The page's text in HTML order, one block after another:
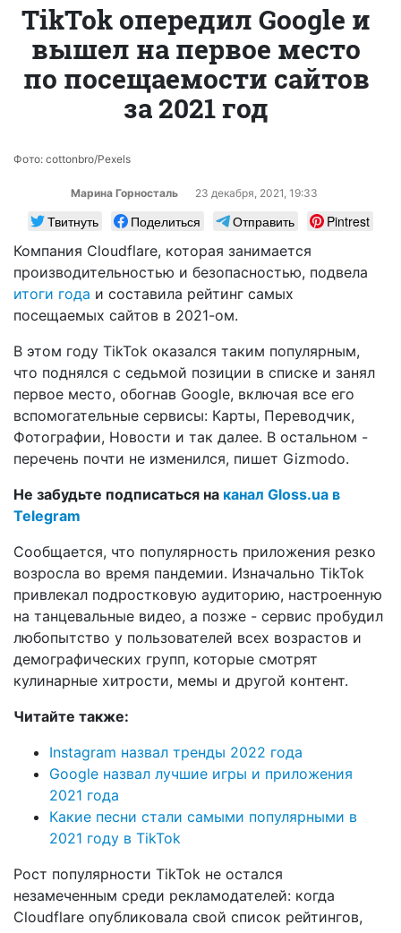
TikTok опередил Google и
вышел на первое место
по посещаемости сайтов
за 2021 год
Фото: cottonbro/Pexels
Марина Горносталь 23 декабря, 2021, 19:33
Твитнуть Поделиться Отправить
Pintrest
Компания Cloudflare, которая занимается
производительностью и безопасностью, подвела
итоги года и составила рейтинг самых
посещаемых сайтов в 2021-ом.
В этом году TikTok оказался таким популярным,
что поднялся с седьмой позиции в списке и занял
первое место, обогнав Google, включая все его
вспомогательные сервисы: Карты, Переводчик,
Фотографии, Новости и так далее. В остальном -
перечень почти не изменился, пишет Gizmodo.
Не забудьте подписаться на канал Gloss.ua в
Telegram
Сообщается, что популярность приложения резко
возросла во время пандемии. Изначально TikTok
привлекал подростковую аудиторию, настроенную
на танцевальные видео, а позже - сервис пробудил
любопытство у пользователей всех возрастов и
демографических групп, которые смотрят
кулинарные хитрости, мемы и другой контент.
Читайте также:
Instagram назвал тренды 2022 года
Google назвал лучшие игры и приложения
2021 года
Какие песни стали самыми популярными в
2021 году в TikTok
Рост популярности TikTok не остался
незамеченным среди рекламодателей: когда
Cloudflare опубликовала свой список рейтингов,